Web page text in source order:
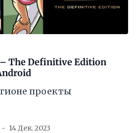
The Definitive Edition
проекты
14 Дек. 2023